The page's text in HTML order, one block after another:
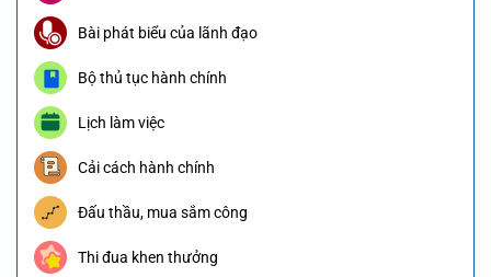
Bài phát biểu của lãnh đạo
Bộ thủ tục hành chính
Lịch làm việc
Cải cách hành chính
Đấu thầu, mua sắm công
Thi đua khen thưởng